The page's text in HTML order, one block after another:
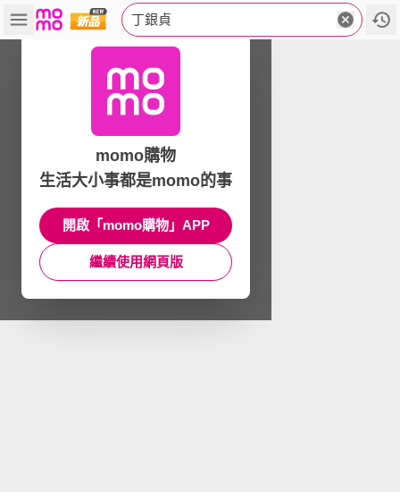
丁銀貞
momo購物
生活大小事都是momo的事
開啟「momo購物」APP
繼續使用網頁版